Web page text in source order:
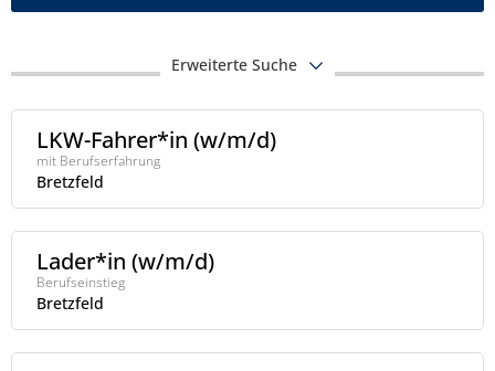
Erweiterte Suche
LKW-Fahrer*in (w/m/d)
mit Berufserfahrung
Bretzfeld
Lader*in (w/m/d)
Berufseinstieg
Bretzfeld